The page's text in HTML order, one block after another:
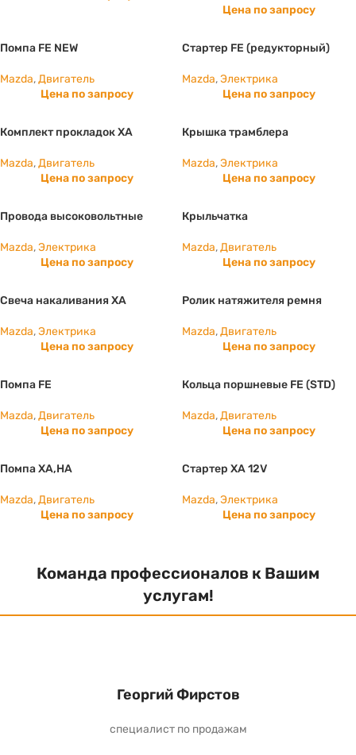
Цена по запросу
Помпа FE NEW
Mazda,Двигатель
Цена по запросу
Стартер FE (редукторный)
Mazda,Электрика
Цена по запросу
Комплект прокладок XA
Mazda,Двигатель
Цена по запросу
Крышка трамблера
Mazda,Электрика
Цена по запросу
Провода высоковольтные
Mazda,Электрика
Цена по запросу
Крыльчатка
Mazda,Двигатель
Цена по запросу
Свеча накаливания ХА
Mazda,Электрика
Цена по запросу
Ролик натяжителя ремня
Mazda,Двигатель
Цена по запросу
Помпа FE
Mazda,Двигатель
Цена по запросу
Кольца поршневые FE (STD)
Mazda,Двигатель
Цена по запросу
Помпа XA,HA
Mazda,Двигатель
Цена по запросу
Стартер ХА 12V
Mazda,Электрика
Цена по запросу
Команда профессионалов к Вашим
услугам!
Георгий Фирстов
специалист по продажам